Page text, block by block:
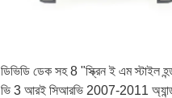
ডিভিডি ডেক সহ 8 "স্ক্রিন ই এম স্টাইল
ভি 3 আরই সিআরভি 2007-2011